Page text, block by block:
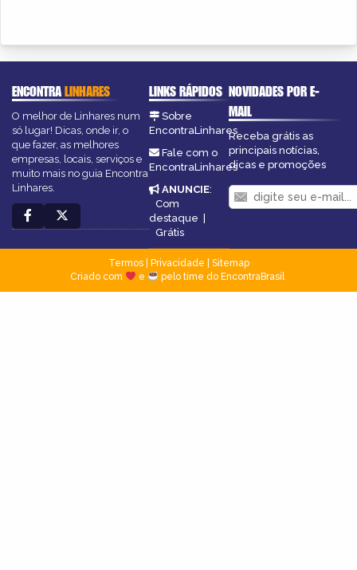
ENCONTRALINHARES
O melhor de Linhares num
só lugar! Dicas, onde ir, o
que fazer, as melhores
empresas, locais, serviços e
muito mais no guia Encontra
Linhares.
LINKS RÁPIDOS
Sobre
EncontraLinhares
Fale com o
EncontraLinhares
ANUNCIE:
Com
destaque |
Grátis
NOVIDADES POR E-
MAIL
Receba grátis as
principais notícias,
dicas e promoções
Termos| Privacidade
Sitemap
Criado com
e pelo time do EncontraBrasil